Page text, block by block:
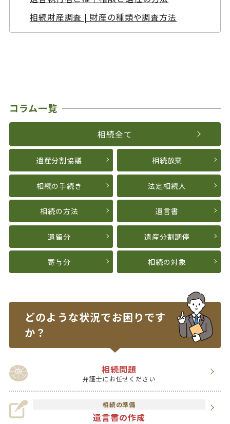
相続財産調査 | 財産の種類や調査方法
コラム一覧
相続全て
遺産分割協議 相続放棄
相続の手続き 法定相続人
相続の方法 遺言書
遺留分 遺産分割調停
寄与分 相続の対象
どのような状況でお困りです
か？
相続問題
弁護士にお任せください
相続の準備
遺言書の作成